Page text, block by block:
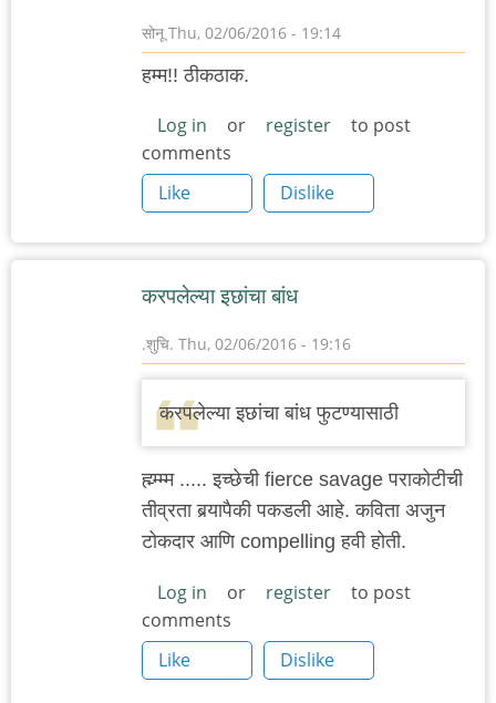
सोनूThu, 02/06/2016 - 19:14
हम्म!! ठीकठाक.
Log in or register
to post
comments
Like
Dislike
करपलेल्या इछांचा बांध
.शुचि. Thu, 02/06/2016 - 19:16
करपलेल्या इछांचा बांध फुटण्यासाठी
ह्म्म्म्म ..... इच्छेची fierce savage पराकोटीची
तीव्रता बर्‍यापैकी पकडली आहे. कविता अजुन
टोकदार आणि compelling हवी होती.
Log in or register
to post
comments
Like
Dislike